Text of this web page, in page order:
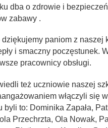
dba o zdrowie i
zabawy .
dziękujemy paniom z naszej
i smaczny poczęstunek.
pracownicy obsługi.
też uczniowie naszej
włączyli się
byli to: Dominika Zapała,
Przechrzta, Ola Nowak,